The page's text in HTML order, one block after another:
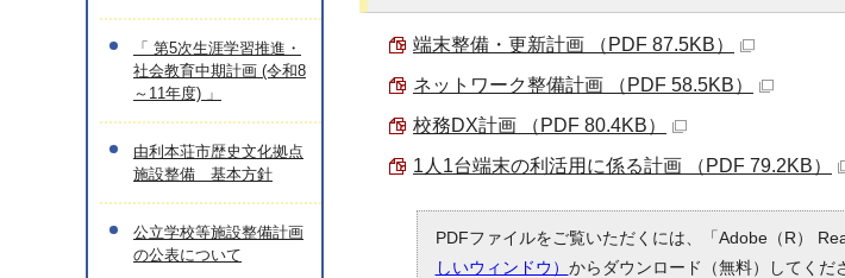
端末整備・更新計画 （PDF 87.5KB）
ネットワーク整備計画 （PDF 58.5KB）
校務DX計画 （PDF 80.4KB）
1人1台端末の利活用に係る計画 （PDF 79.2KB）
PDFファイルをご覧いただくには、「Adobe（R）
しいウィンドウ） からダウンロード（無料）してくだ
「 第5次生涯学習推進・
社会教育中期計画 (令和8
～11年度) 」
由利本荘市歴史文化拠点
施設整備 基本方針
公立学校等施設整備計画
の公表について